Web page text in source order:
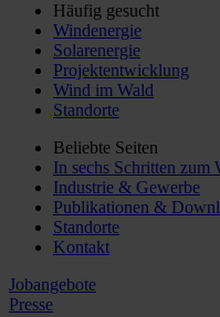
Häufig gesucht
Windenergie
Solarenergie
Projektentwicklung
Wind im Wald
Standorte
Beliebte Seiten
In sechs Schritten zum
Industrie & Gewerbe
Publikationen &
Standorte
Kontakt
Jobangebote
Presse